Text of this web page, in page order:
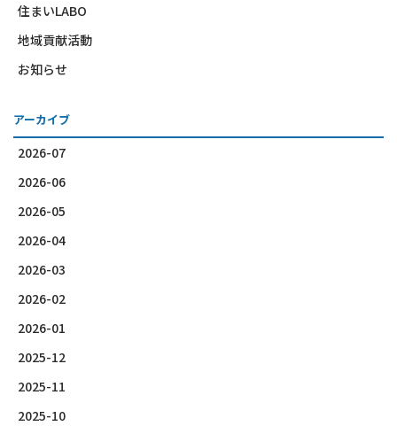
住まいLABO
地域貢献活動
お知らせ
アーカイブ
2026-07
2026-06
2026-05
2026-04
2026-03
2026-02
2026-01
2025-12
2025-11
2025-10